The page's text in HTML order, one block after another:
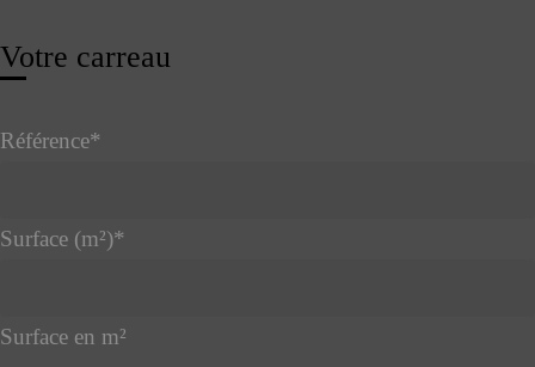
Votre carreau
Référence*
Surface (m²)*
Surface en m²